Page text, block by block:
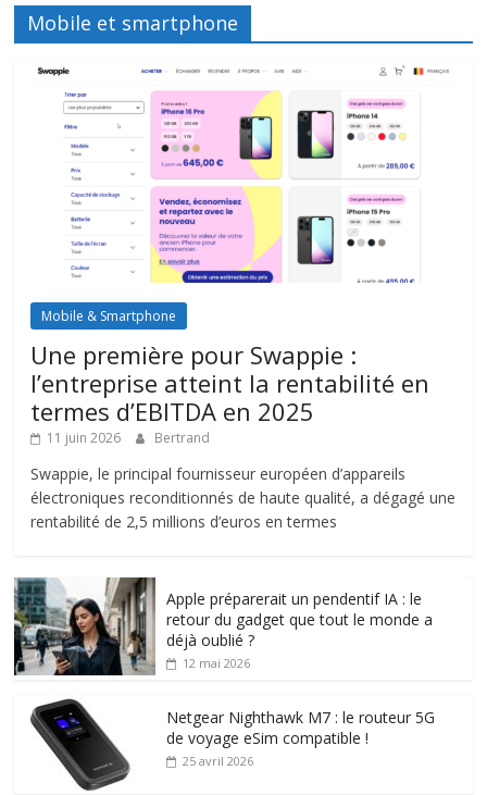
Mobile et smartphone
Mobile & Smartphone
Une première pour Swappie :
l’entreprise atteint la rentabilité en
termes d’EBITDA en 2025
11 juin 2026 Bertrand
Swappie, le principal fournisseur européen d’appareils
électroniques reconditionnés de haute qualité, a dégagé une
rentabilité de 2,5 millions d’euros en termes
Apple préparerait un pendentif IA : le
retour du gadget que tout le monde a
déjà oublié ?
12 mai 2026
Netgear Nighthawk M7 : le routeur 5G
de voyage eSim compatible !
25 avril 2026